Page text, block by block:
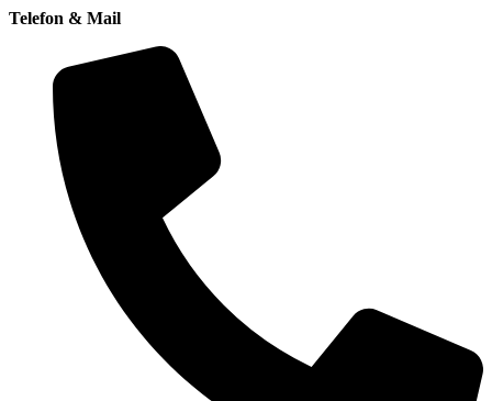
Telefon & Mail